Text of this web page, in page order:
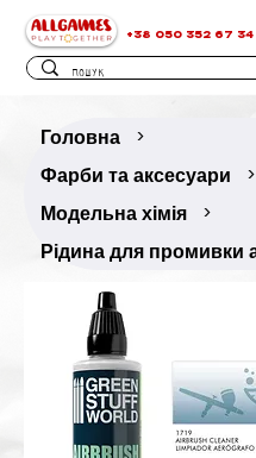
+38 050 352 67 34
Головна >
Фарби та аксесуари >
Модельна хімія >